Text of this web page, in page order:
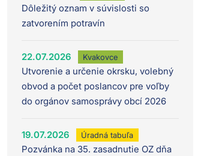
Dôležitý oznam v súvislosti so
zatvorením potravín
22.07.2026 Kvakovce
Utvorenie a určenie okrsku, volebný
obvod a počet poslancov pre voľby
do orgánov samosprávy obcí 2026
19.07.2026 Úradná tabuľa
Pozvánka na 35. zasadnutie OZ dňa